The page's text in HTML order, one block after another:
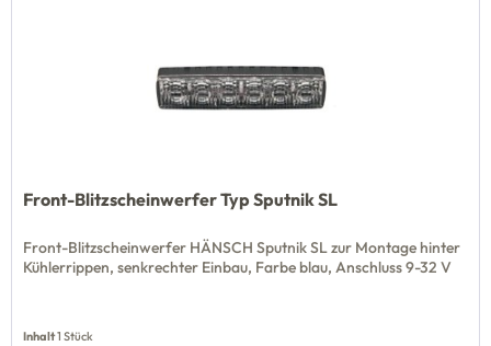
Front-Blitzscheinwerfer Typ Sputnik SL
Front-Blitzscheinwerfer HÄNSCH Sputnik SL zur Montage hinter
Kühlerrippen, senkrechter Einbau, Farbe blau, Anschluss 9-32 V
Inhalt1 Stück